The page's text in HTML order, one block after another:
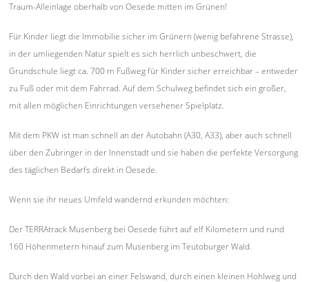
Traum-Alleinlage oberhalb von Oesede mitten im Grünen!
Für Kinder liegt die Immobilie sicher im Grünern (wenig befahrene Strasse),
in der umliegenden Natur spielt es sich herrlich unbeschwert, die
Grundschule liegt ca. 700 m Fußweg für Kinder sicher erreichbar – entweder
zu Fuß oder mit dem Fahrrad. Auf dem Schulweg befindet sich ein großer,
mit allen möglichen Einrichtungen versehener Spielplatz.
Mit dem PKW ist man schnell an der Autobahn (A30, A33), aber auch schnell
über den Zubringer in der Innenstadt und sie haben die perfekte Versorgung
des täglichen Bedarfs direkt in Oesede.
Wenn sie ihr neues Umfeld wandernd erkunden möchten:
Der TERRAtrack Musenberg bei Oesede führt auf elf Kilometern und rund
160 Höhenmetern hinauf zum Musenberg im Teutoburger Wald.
Durch den Wald vorbei an einer Felswand, durch einen kleinen Hohlweg und